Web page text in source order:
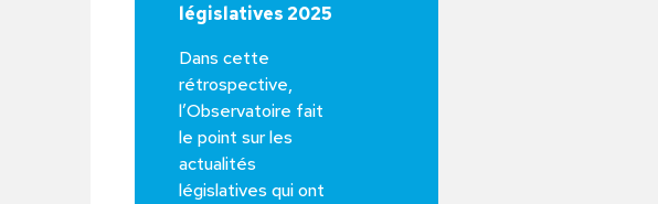
législatives 2025
Dans cette
rétrospective,
l’Observatoire fait
le point sur les
actualités
législatives qui ont